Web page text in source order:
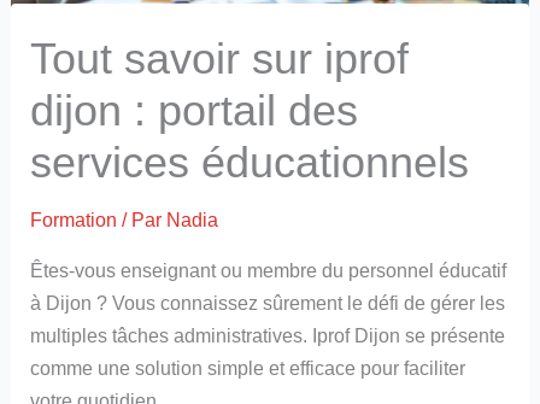
Tout savoir sur iprof
dijon : portail des
services éducationnels
Formation / Par Nadia
Êtes-vous enseignant ou membre du personnel éducatif
à Dijon ? Vous connaissez sûrement le défi de gérer les
multiples tâches administratives. Iprof Dijon se présente
comme une solution simple et efficace pour faciliter